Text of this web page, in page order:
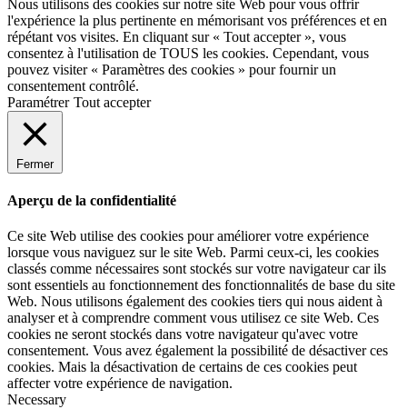
Nous utilisons des cookies sur notre site Web pour vous offrir
l'expérience la plus pertinente en mémorisant vos préférences et en
répétant vos visites. En cliquant sur « Tout accepter », vous
consentez à l'utilisation de TOUS les cookies. Cependant, vous
pouvez visiter « Paramètres des cookies » pour fournir un
consentement contrôlé.
Paramétrer Tout accepter
Fermer
Aperçu de la confidentialité
Ce site Web utilise des cookies pour améliorer votre expérience
lorsque vous naviguez sur le site Web. Parmi ceux-ci, les cookies
classés comme nécessaires sont stockés sur votre navigateur car ils
sont essentiels au fonctionnement des fonctionnalités de base du site
Web. Nous utilisons également des cookies tiers qui nous aident à
analyser et à comprendre comment vous utilisez ce site Web. Ces
cookies ne seront stockés dans votre navigateur qu'avec votre
consentement. Vous avez également la possibilité de désactiver ces
cookies. Mais la désactivation de certains de ces cookies peut
affecter votre expérience de navigation.
Necessary